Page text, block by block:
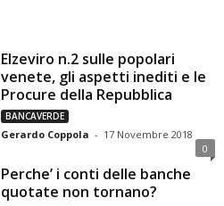
Elzeviro n.2 sulle popolari
venete, gli aspetti inediti e le
Procure della Repubblica
BANCAVERDE
Gerardo Coppola - 17 Novembre 2018
0
Perche’ i conti delle banche
quotate non tornano?